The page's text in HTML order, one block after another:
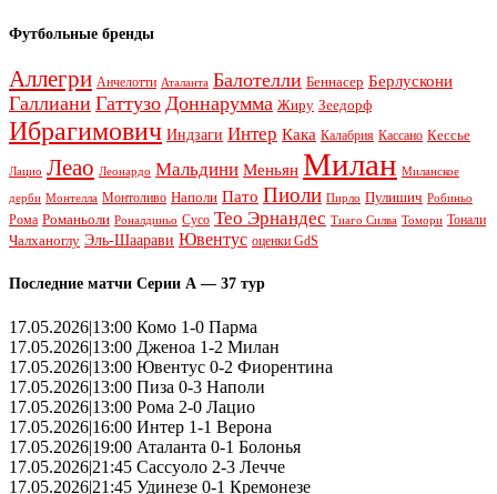
Футбольные бренды
Аллегри Анчелотти Аталанта Балотелли Беннасер Берлускони
Галлиани Гаттузо Доннарумма Жиру Зеедорф
Ибрагимович Индзаги Интер Кака Калабрия Кассано Кессье
Лацио Леао Леонардо Мальдини Меньян Милан Миланское
дерби Монтелла Монтоливо Наполи Пато Пиоли Пирло Пулишич Робиньо
Рома Романьоли Роналдиньо Сусо Тео Эрнандес Тиаго Силва Томори Тонали
Чалханоглу Эль-Шаарави Ювентус оценки GdS
Последние матчи Серии А — 37 тур
17.05.2026|13:00 Комо 1-0 Парма
17.05.2026|13:00 Дженоа 1-2 Милан
17.05.2026|13:00 Ювентус 0-2 Фиорентина
17.05.2026|13:00 Пиза 0-3 Наполи
17.05.2026|13:00 Рома 2-0 Лацио
17.05.2026|16:00 Интер 1-1 Верона
17.05.2026|19:00 Аталанта 0-1 Болонья
17.05.2026|21:45 Сассуоло 2-3 Лечче
17.05.2026|21:45 Удинезе 0-1 Кремонезе